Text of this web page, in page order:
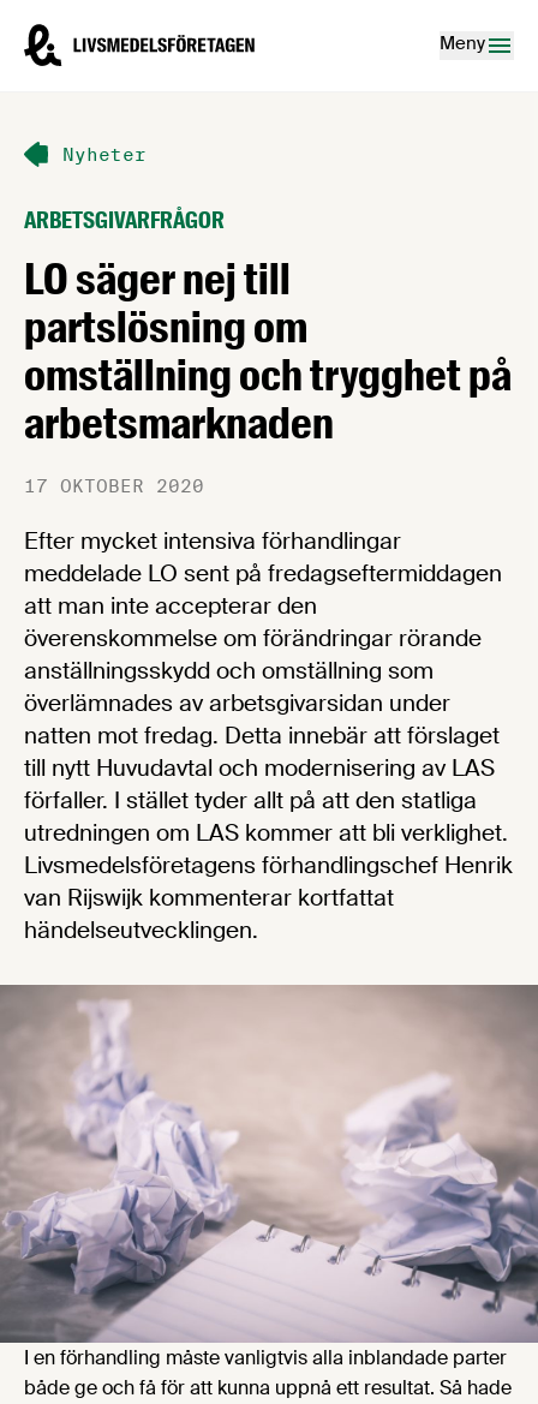
Livsmedelsföretagen – till startsidan
Meny
Nyheter
ARBETSGIVARFRÅGOR
LO säger nej till
partslösning om
omställning och trygghet på
arbetsmarknaden
17 OKTOBER 2020
Efter mycket intensiva förhandlingar
meddelade LO sent på fredagseftermiddagen
att man inte accepterar den
överenskommelse om förändringar rörande
anställningsskydd och omställning som
överlämnades av arbetsgivarsidan under
natten mot fredag. Detta innebär att förslaget
till nytt Huvudavtal och modernisering av LAS
förfaller. I stället tyder allt på att den statliga
utredningen om LAS kommer att bli verklighet.
Livsmedelsföretagens förhandlingschef Henrik
van Rijswijk kommenterar kortfattat
händelseutvecklingen.
I en förhandling måste vanligtvis alla inblandade parter
både ge och få för att kunna uppnå ett resultat. Så hade